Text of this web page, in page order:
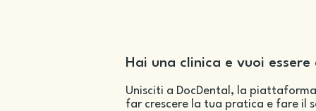
Hai una clinica e vuoi essere
Unisciti a DocDental, la
far crescere la tua pratica e fare il